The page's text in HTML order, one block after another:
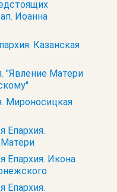
Иоанна
Казанская
"Явление Матери
Мироносицкая
Епархия.
Епархия. Икона
Епархия.